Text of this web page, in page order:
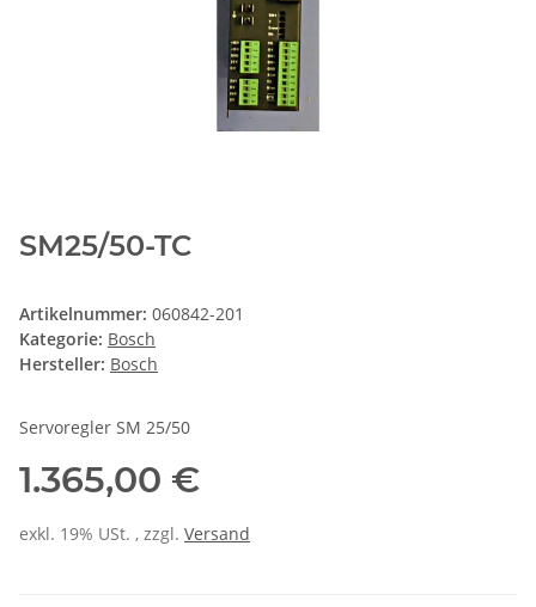
SM25/50-TC
Artikelnummer: 060842-201
Kategorie: Bosch
Hersteller: Bosch
Servoregler SM 25/50
1.365,00 €
exkl. 19% USt. , zzgl. Versand